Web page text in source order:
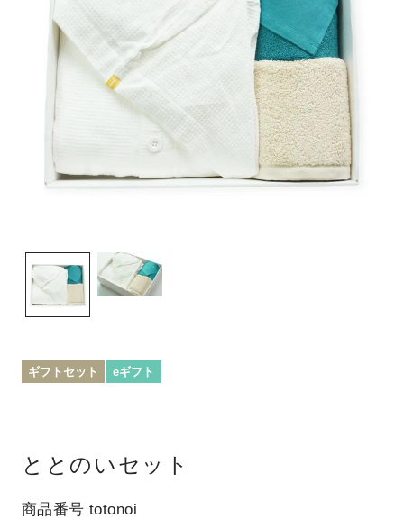
ギフトセット eギフト
ととのいセット
商品番号 totonoi